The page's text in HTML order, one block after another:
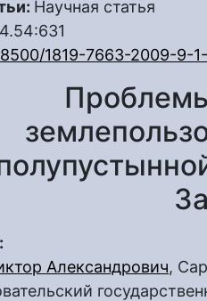
Научная статья
1819-7663-2009-9-
Александрович,